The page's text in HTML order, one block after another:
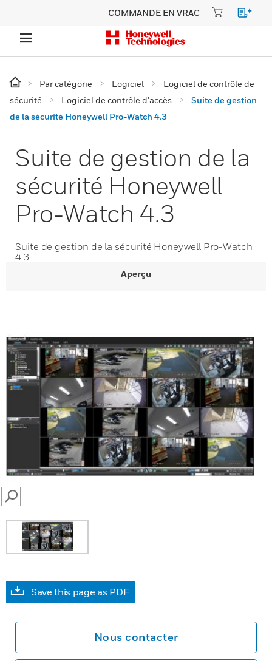
COMMANDE EN VRAC
Par catégorie Logiciel
Logiciel de contrôle de
sécurité
Logiciel de contrôle d'accès
Suite de gestion
de la sécurité Honeywell Pro-Watch 4.3
Suite de gestion de la
sécurité Honeywell
Pro-Watch 4.3
Suite de gestion de la sécurité Honeywell Pro-Watch
4.3
Aperçu
SEARCH
Save this page as PDF
Nous contacter